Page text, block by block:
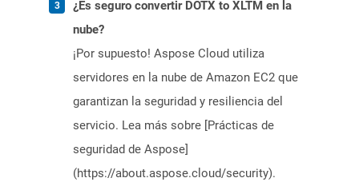
¿Es seguro convertir DOTX to XLTM en la
nube?
¡Por supuesto! Aspose Cloud utiliza
servidores en la nube de Amazon EC2 que
garantizan la seguridad y resiliencia del
servicio. Lea más sobre [Prácticas de
seguridad de Aspose]
(https://about.aspose.cloud/security).